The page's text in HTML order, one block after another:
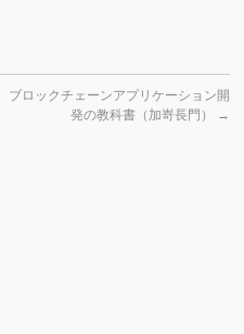
ブロックチェーンアプリケーション開
発の教科書（加嵜長門）
→